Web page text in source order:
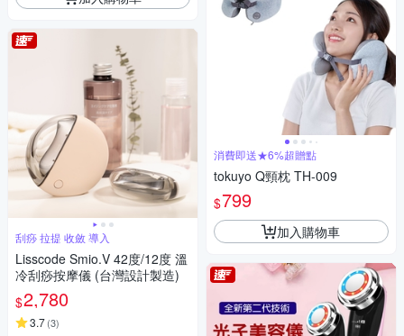
刮痧 拉提 收斂 導入
Lisscode Smio.V 42度/12度 溫
冷刮痧按摩儀 (台灣設計製造)
$2,780
3.7(3)
消費即送★6%超贈點
tokuyo Q頸枕 TH-009
$799
加入購物車